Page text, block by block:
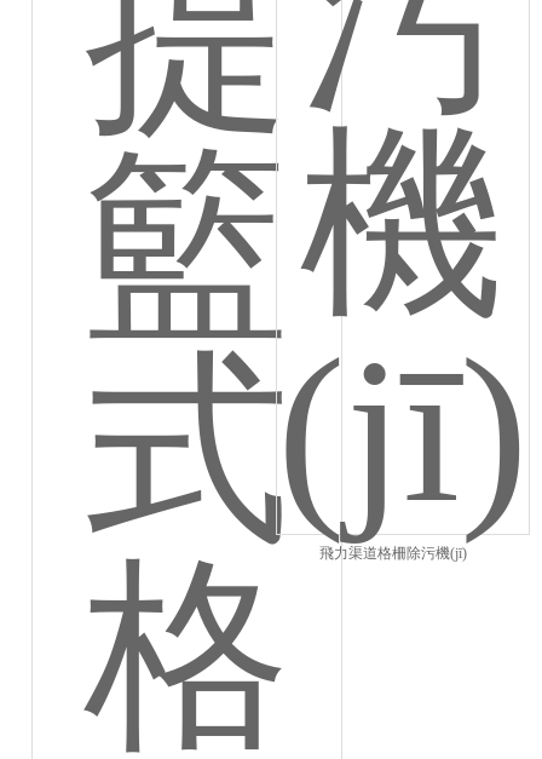
飛力渠道格柵除污機(jī)